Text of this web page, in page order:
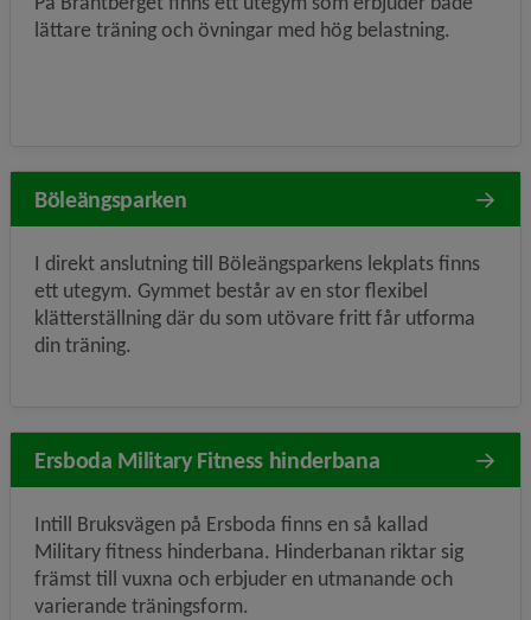
lättare träning och övningar med hög belastning.
Böleängsparken
I direkt anslutning till Böleängsparkens lekplats finns
ett utegym. Gymmet består av en stor flexibel
klätterställning där du som utövare fritt får utforma
din träning.
Ersboda Military Fitness hinderbana
Intill Bruksvägen på Ersboda finns en så kallad
Military fitness hinderbana. Hinderbanan riktar sig
främst till vuxna och erbjuder en utmanande och
varierande träningsform.